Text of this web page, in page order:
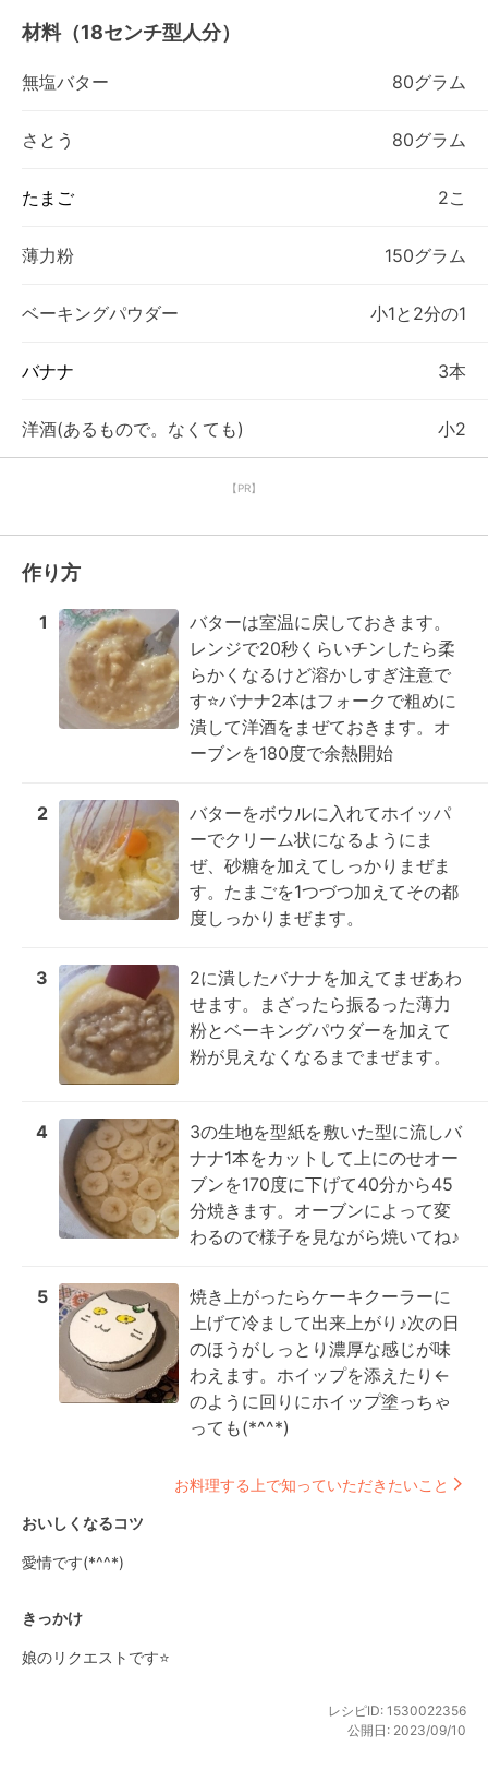
材料（18センチ型人分）
無塩バター 80グラム
さとう 80グラム
たまご 2こ
薄力粉 150グラム
ベーキングパウダー 小1と2分の1
バナナ 3本
洋酒(あるもので。なくても) 小2
【PR】
作り方
1
バターは室温に戻しておきます。
レンジで20秒くらいチンしたら柔
らかくなるけど溶かしすぎ注意で
す⭐バナナ2本はフォークで粗めに
潰して洋酒をまぜておきます。オ
ーブンを180度で余熱開始
2
バターをボウルに入れてホイッパ
ーでクリーム状になるようにま
ぜ、砂糖を加えてしっかりまぜま
す。たまごを1つづつ加えてその都
度しっかりまぜます。
3
2に潰したバナナを加えてまぜあわ
せます。まざったら振るった薄力
粉とベーキングパウダーを加えて
粉が見えなくなるまでまぜます。
4
3の生地を型紙を敷いた型に流しバ
ナナ1本をカットして上にのせオー
ブンを170度に下げて40分から45
分焼きます。オーブンによって変
わるので様子を見ながら焼いてね♪
5
焼き上がったらケーキクーラーに
上げて冷まして出来上がり♪次の日
のほうがしっとり濃厚な感じが味
わえます。ホイップを添えたり←
のように回りにホイップ塗っちゃ
っても(*^^*)
お料理する上で知っていただきたいこと
おいしくなるコツ
愛情です(*^^*)
きっかけ
娘のリクエストです⭐
レシピID: 1530022356
公開日: 2023/09/10